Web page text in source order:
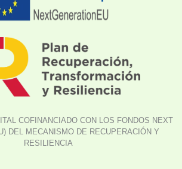
COFINANCIADO CON LOS FONDOS NEXT
DEL MECANISMO DE RECUPERACIÓN Y
RESILIENCIA